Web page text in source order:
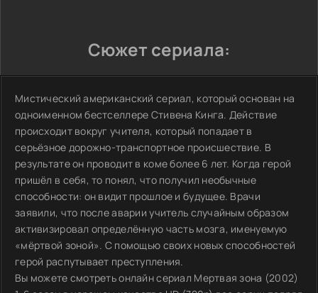
Сюжет сериала:
Мистический американский сериал, который основан на
одноименном бестселлере Стивена Кинга. Действие
происходит вокруг учителя, который попадает в
серьёзное дорожно-транспортное происшествие. В
результате он проводит в коме более 6 лет. Когда герой
пришёл в себя, то понял, что получил необычные
способности: он видит прошлое и будущее. Врачи
заявили, что после аварии учитель случайным образом
активизировал определённую часть мозга, именуемую
«мёртвой зоной». С помощью своих новых способностей
герой распутывает преступления.
Вы можете смотреть онлайн сериал Мертвая зона (2002)